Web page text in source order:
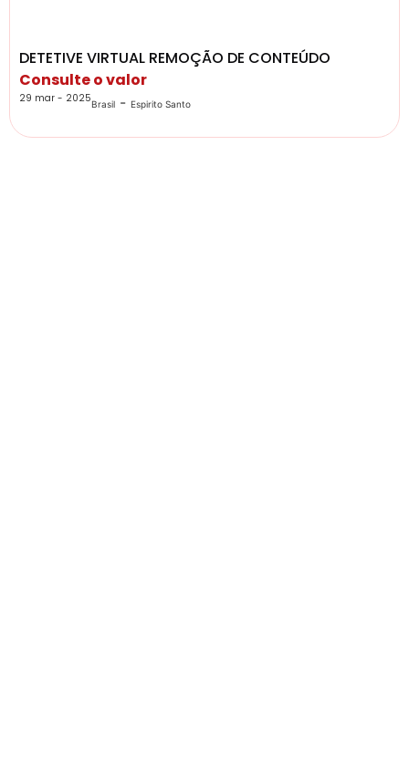
DETETIVE VIRTUAL REMOÇÃO DE CONTEÚDO
Consulte o valor
29 mar - 2025Brasil - Espirito Santo